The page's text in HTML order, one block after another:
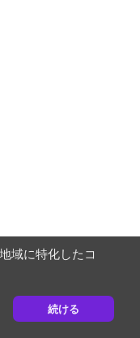
域に特化したコ
続ける